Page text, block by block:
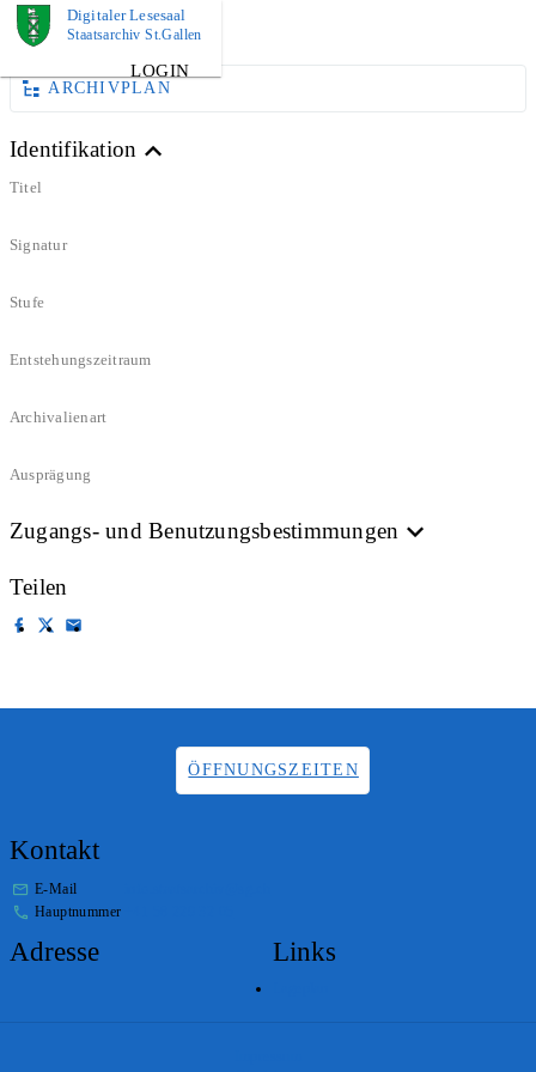
Digitaler Lesesaal
Staatsarchiv St.Gallen
LOGIN
DOKUMENT
ARCHIVPLAN
Identifikation
Titel
Signatur
Stufe
Entstehungszeitraum
Archivalienart
Ausprägung
Zugangs- und Benutzungsbestimmungen
Teilen
ÖFFNUNGSZEITEN
Kontakt
E-Mail
Hauptnummer
Adresse Links